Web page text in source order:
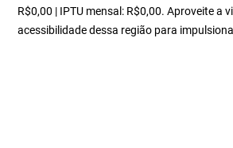
R$0,00 | IPTU mensal: R$0,00. Aproveite a
acessibilidade dessa região para